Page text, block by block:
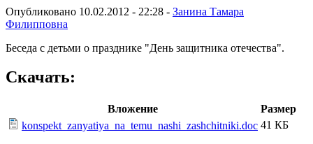
Опубликовано 10.02.2012 - 22:28 - Занина Тамара
Филипповна
Беседа с детьми о празднике "День защитника отечества".
Скачать:
Вложение
Размер
konspekt_zanyatiya_na_temu_nashi_zashchitniki.doc 41 КБ